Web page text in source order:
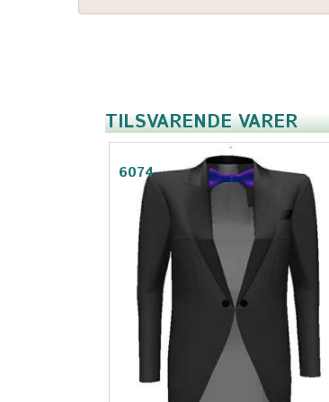
TILSVARENDE VARER
6074